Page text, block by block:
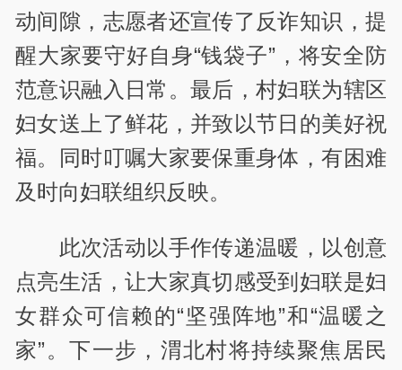
动间隙，志愿者还宣传了反诈知识，提
醒大家要守好自身“钱袋子”，将安全防
范意识融入日常。最后，村妇联为辖区
妇女送上了鲜花，并致以节日的美好祝
福。同时叮嘱大家要保重身体，有困难
及时向妇联组织反映。
此次活动以手作传递温暖，以创意
点亮生活，让大家真切感受到妇联是妇
女群众可信赖的“坚强阵地”和“温暖之
家”。下一步，渭北村将持续聚焦居民